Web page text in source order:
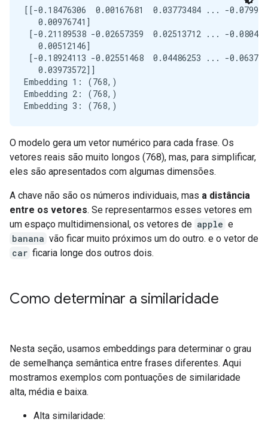
[[-0.18476306  0.00167681  0.03773484 ... -
   0.00976741]
[-0.21189538 -0.02657359  0.02513712 ... -
   0.00512146]
[-0.18924113 -0.02551468  0.04486253 ... -
   0.03973572]]
Embedding 1: (768,)
Embedding 2: (768,)
O modelo gera um vetor numérico para cada frase. Os
vetores reais são muito longos (768), mas, para simplificar,
eles são apresentados com algumas dimensões.
A chave não são os números individuais, mas a distância
entre os vetores. Se representarmos esses vetores em
um espaço multidimensional, os vetores de apple e
banana vão ficar muito próximos um do outro. e o vetor de
car ficaria longe dos outros dois.
Como determinar a similaridade
Nesta seção, usamos embeddings para determinar o grau
de semelhança semântica entre frases diferentes. Aqui
mostramos exemplos com pontuações de similaridade
alta, média e baixa.
Alta similaridade: